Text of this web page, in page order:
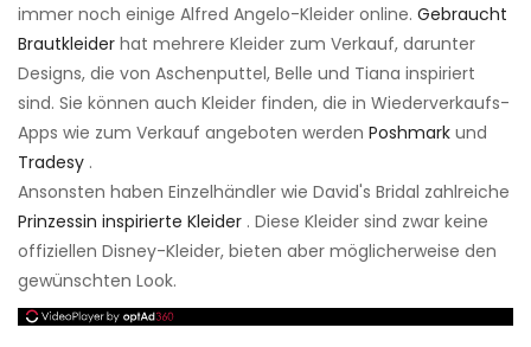
immer noch einige Alfred Angelo-Kleider online. Gebraucht
Brautkleider hat mehrere Kleider zum Verkauf, darunter
Designs, die von Aschenputtel, Belle und Tiana inspiriert
sind. Sie können auch Kleider finden, die in Wiederverkaufs-
Apps wie zum Verkauf angeboten werden Poshmark und
Tradesy .
Ansonsten haben Einzelhändler wie David's Bridal zahlreiche
Prinzessin inspirierte Kleider . Diese Kleider sind zwar keine
offiziellen Disney-Kleider, bieten aber möglicherweise den
gewünschten Look.